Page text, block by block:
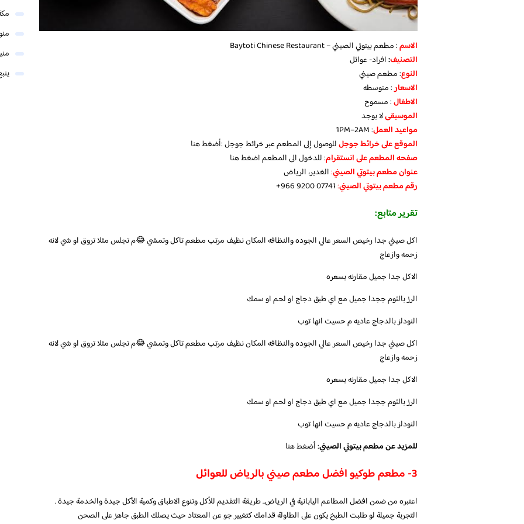
الاسم: مطعم بيتوتي الصيني – Baytoti Chinese Restaurant
التصنيف:افراد- عوائل
النوع: مطعم صيني
الاسعار: متوسطه
الاطفال: مسموح
الموسيقىلا يوجد
مواعيد العمل: 1PM–2AM
الموقع على خرائط جوجلللوصول إلى المطعم عبر خرائط جوجل :أضغط هنا
صفحه المطعم على انستقرام: للدخول الى المطعماضغط هنا
عنوان مطعم بيتوتي الصيني:الغدير، الرياض
رقم مطعم بيتوتي الصيني:
تقرير متابع:
اكل صيني جدا رخيص السعر عالي الجوده والنظافه المكان نظيف مرتب مطعم تاكل وتمشي 😂م تجلس مثلا تروق او شي لانه
زحمه وازعاج
الاكل جدا جميل مقارنه بسعره
الرز بالثوم ججدا جميل مع اي طبق دجاج او لحم او سمك
النودلز بالدجاج عاديه م حسيت انها توب
اكل صيني جدا رخيص السعر عالي الجوده والنظافه المكان نظيف مرتب مطعم تاكل وتمشي 😂م تجلس مثلا تروق او شي لانه
زحمه وازعاج
الاكل جدا جميل مقارنه بسعره
الرز بالثوم ججدا جميل مع اي طبق دجاج او لحم او سمك
النودلز بالدجاج عاديه م حسيت انها توب
للمزيد عن مطعم بيتوتي الصيني:أضغط هنا
3- مطعم طوكيو افضل مطعم صيني بالرياض للعوائل
اعتبره من ضمن افضل المطاعم اليابانية في الرياض.. طريقة التقديم للأكل وتنوع الاطباق وكمية الأكل جيدة والخدمة جيدة .
التجربة جميلة لو طلبت الطبخ يكون على الطاولة قدامك كتغيير جو عن المعتاد حيث يصلك الطبق جاهز على الصحن